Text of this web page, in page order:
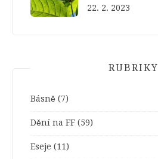
22. 2. 2023
RUBRIKY
Básně (7)
Dění na FF (59)
Eseje (11)